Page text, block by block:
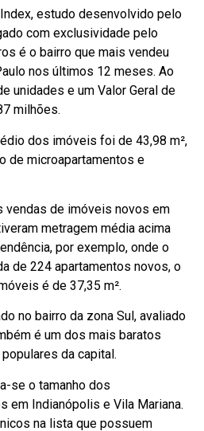
estudo desenvolvido pelo
com exclusividade pelo
é o bairro que mais vendeu
nos últimos 12 meses. Ao
unidades e um Valor Geral de
milhões.
dos imóveis foi de 43,98 m²,
de microapartamentos e
vendas de imóveis novos em
metragem média acima
por exemplo, onde o
de 224 apartamentos novos, o
é de 37,35 m².
no bairro da zona Sul, avaliado
é um dos mais baratos
da capital.
se o tamanho dos
em Indianópolis e Vila Mariana.
na lista que possuem